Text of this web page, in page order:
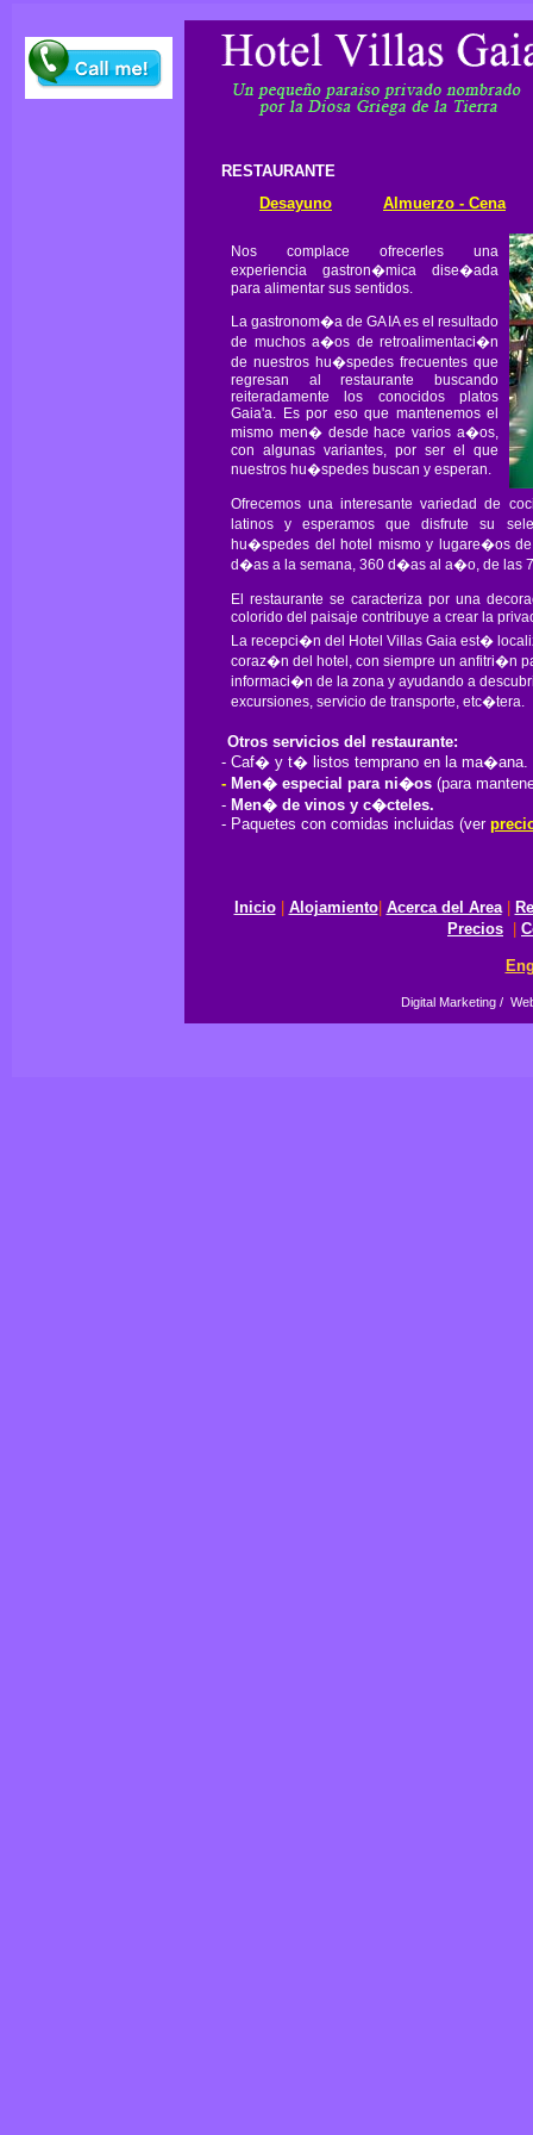
RESTAURANTE
Desayuno
Almuerzo - Cena
Nos complace ofrecerles una
experiencia gastron�mica dise�ada
para alimentar sus sentidos.
La gastronom�a de GAIA es el resultado
de muchos a�os de retroalimentaci�n
de nuestros hu�spedes frecuentes que
regresan al restaurante buscando
reiteradamente los conocidos platos
Gaia'a. Es por eso que mantenemos el
mismo men� desde hace varios a�os,
con algunas variantes, por ser el que
nuestros hu�spedes buscan y esperan.
Ofrecemos una interesante variedad de
latinos y esperamos que disfrute su
hu�spedes del hotel mismo y lugare�os
d�as a la semana, 360 d�as al a�o, de las 7
El restaurante se caracteriza por una
colorido del paisaje contribuye a crear la
La recepci�n del Hotel Villas Gaia est�
coraz�n del hotel, con siempre un anfitri�n
informaci�n de la zona y ayudando a
excursiones, servicio de transporte, etc�tera.
Otros servicios del restaurante:
- Caf� y t� listos temprano en la ma�ana.
- Men� especial para ni�os (para
- Men� de vinos y c�cteles.
- Paquetes con comidas incluidas (ver
Inicio| Alojamiento| Acerca del Area|
Precios
Digital Marketing /